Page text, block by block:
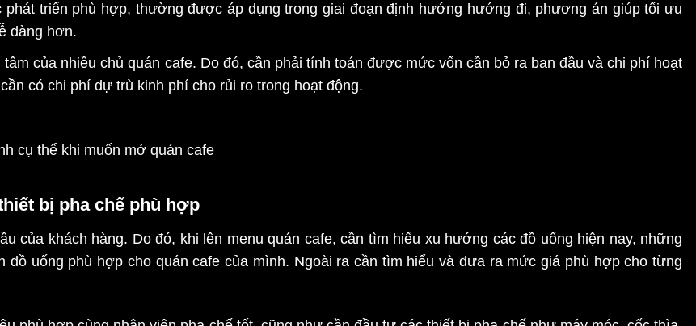
triển phù hợp, thường được áp dụng trong giai đoạn định hướng hướng đi, phương án giúp tối ưu
dàng hơn.
của nhiều chủ quán cafe. Do đó, cần phải tính toán được mức vốn cần bỏ ra ban đầu và chi phí hoạt
có chi phí dự trù kinh phí cho rủi ro trong hoạt động.
cụ thể khi muốn mở quán cafe
bị pha chế phù hợp
của khách hàng. Do đó, khi lên menu quán cafe, cần tìm hiểu xu hướng các đồ uống hiện nay, những
uống phù hợp cho quán cafe của mình. Ngoài ra cần tìm hiểu và đưa ra mức giá phù hợp cho từng